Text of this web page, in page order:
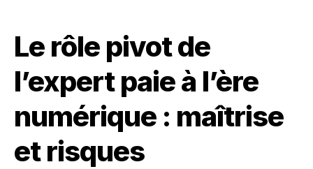
Le rôle pivot de
l’expert paie à l’ère
numérique : maîtrise
et risques